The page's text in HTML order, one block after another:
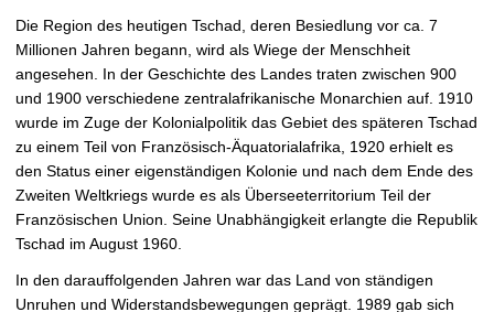
Die Region des heutigen Tschad, deren Besiedlung vor ca. 7
Millionen Jahren begann, wird als Wiege der Menschheit
angesehen. In der Geschichte des Landes traten zwischen 900
und 1900 verschiedene zentralafrikanische Monarchien auf. 1910
wurde im Zuge der Kolonialpolitik das Gebiet des späteren Tschad
zu einem Teil von Französisch-Äquatorialafrika, 1920 erhielt es
den Status einer eigenständigen Kolonie und nach dem Ende des
Zweiten Weltkriegs wurde es als Überseeterritorium Teil der
Französischen Union. Seine Unabhängigkeit erlangte die Republik
Tschad im August 1960.
In den darauffolgenden Jahren war das Land von ständigen
Unruhen und Widerstandsbewegungen geprägt. 1989 gab sich